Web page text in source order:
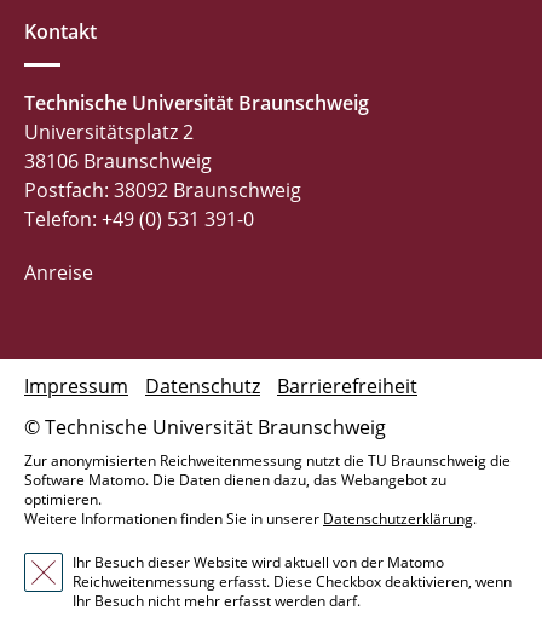
Kontakt
Technische Universität Braunschweig
Universitätsplatz 2
38106 Braunschweig
Postfach: 38092 Braunschweig
Telefon: +49 (0) 531 391-0
Anreise
© Technische Universität Braunschweig
Impressum Datenschutz Barrierefreiheit
Zur anonymisierten Reichweitenmessung nutzt die TU Braunschweig die
Software Matomo. Die Daten dienen dazu, das Webangebot zu
optimieren.
Weitere Informationen finden Sie in unserer Datenschutzerklärung.
Ihr Besuch dieser Website wird aktuell von der Matomo
Reichweitenmessung erfasst. Diese Checkbox deaktivieren, wenn
Ihr Besuch nicht mehr erfasst werden darf.